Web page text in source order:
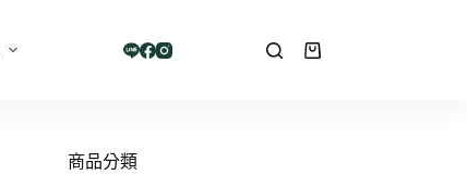
購
商品分類